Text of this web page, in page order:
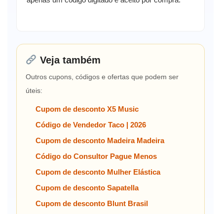
Veja também
Outros cupons, códigos e ofertas que podem ser
úteis:
Cupom de desconto X5 Music
Código de Vendedor Taco | 2026
Cupom de desconto Madeira Madeira
Código do Consultor Pague Menos
Cupom de desconto Mulher Elástica
Cupom de desconto Sapatella
Cupom de desconto Blunt Brasil